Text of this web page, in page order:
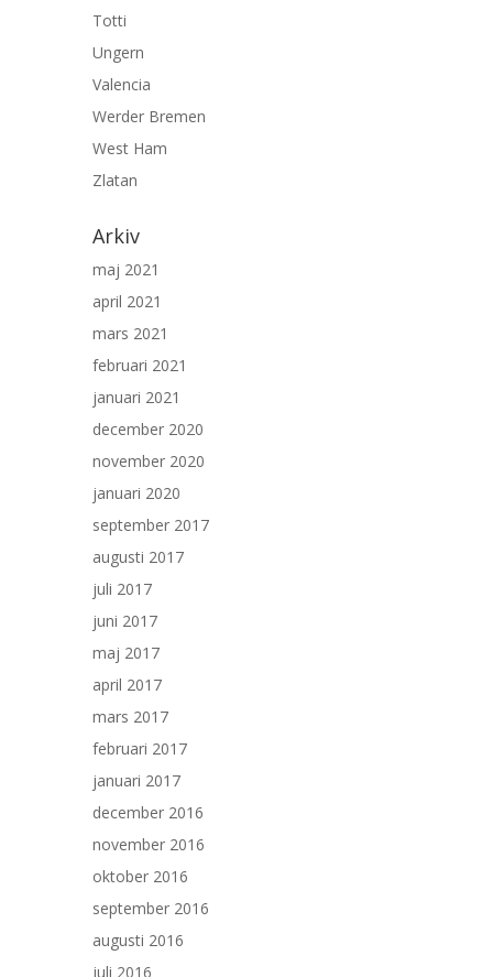
Totti
Ungern
Valencia
Werder Bremen
West Ham
Zlatan
Arkiv
maj 2021
april 2021
mars 2021
februari 2021
januari 2021
december 2020
november 2020
januari 2020
september 2017
augusti 2017
juli 2017
juni 2017
maj 2017
april 2017
mars 2017
februari 2017
januari 2017
december 2016
november 2016
oktober 2016
september 2016
augusti 2016
juli 2016